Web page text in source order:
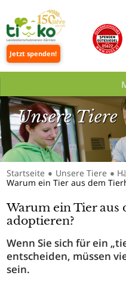
Jetzt spenden!
Unsere Tiere
Startseite ● Unsere Tiere ●
Warum ein Tier aus dem
Warum ein Tier aus
adoptieren?
Wenn Sie sich für ein
entscheiden, müssen
sein.